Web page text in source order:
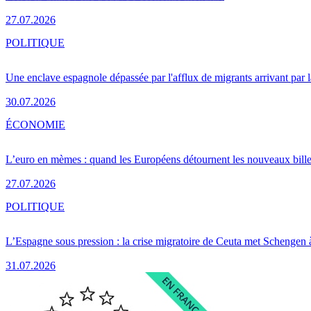
27.07.2026
Une enclave espagnole dépassée par l'afflux de migrants arrivant par
30.07.2026
POLITIQUE
L’euro en mèmes : quand les Européens détournent les nouveaux
27.07.2026
ÉCONOMIE
L’Espagne sous pression : la crise migratoire de Ceuta met Schengen
31.07.2026
POLITIQUE